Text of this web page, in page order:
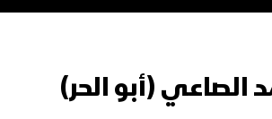
الصاعي (أبو الحر)